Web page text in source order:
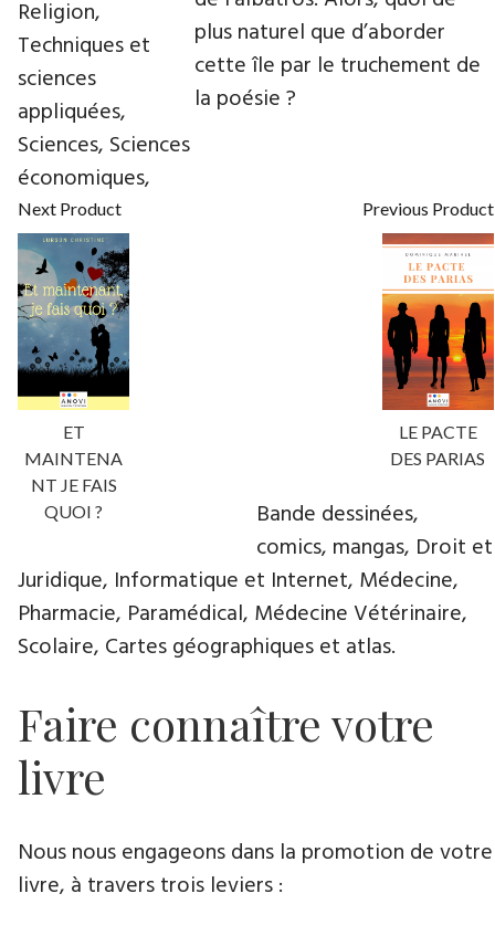
plus naturel que d’aborder
cette île par le truchement de
la poésie ?
Next Product
ET
MAINTENA
NT JE FAIS
QUOI ?
Previous Product
LE PACTE
DES PARIAS
Religion,
Techniques et
sciences
appliquées,
Sciences, Sciences
économiques,
Bande dessinées,
comics, mangas, Droit et
Juridique, Informatique et Internet, Médecine,
Pharmacie, Paramédical, Médecine Vétérinaire,
Scolaire, Cartes géographiques et atlas.
Faire connaître votre
livre
Nous nous engageons dans la promotion de votre
livre​, à travers trois leviers :